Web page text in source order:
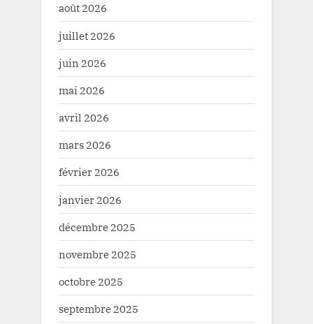
août 2026
juillet 2026
juin 2026
mai 2026
avril 2026
mars 2026
février 2026
janvier 2026
décembre 2025
novembre 2025
octobre 2025
septembre 2025